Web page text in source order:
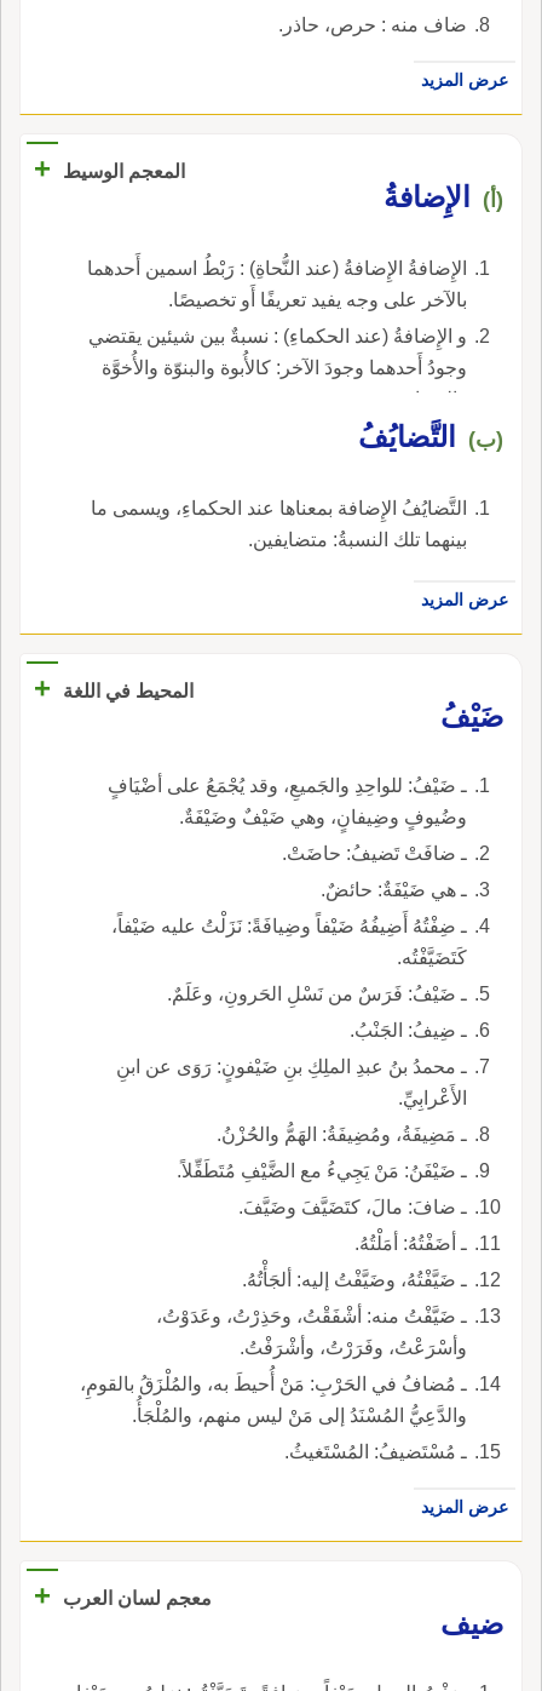
ضاف منه : حرص، حاذر.
عرض المزيد
المعجم الوسيط +
(أ) الإِضافةُ
الإِضافةُ الإِضافةُ (عند النُّحاةِ) : رَبْطُ اسمين أَحدهما
بالآخر على وجه يفيد تعريفًا أَو تخصيصًا.
و الإِضافةُ (عند الحكماءِ) : نسبةٌ بين شيئين يقتضي
وجودُ أَحدهما وجودَ الآخر: كالأُبوة والبنوّة والأُخوَّة
والصداقة.
(ب) التَّضايُفُ
التَّضايُفُ الإِضافة بمعناها عند الحكماءِ، ويسمى ما
بينهما تلك النسبةُ: متضايفين.
عرض المزيد
المحيط في اللغة
+
ضَيْفُ
ـ ضَيْفُ: للواحِدِ والجَميعِ، وقد يُجْمَعُ على أضْيَافٍ
وضُيوفٍ وضِيفانٍ، وهي ضَيْفٌ وضَيْفَةٌ.
ـ ضافَتْ تَضيفُ: حاضَتْ.
ـ هي ضَيْفَةٌ: حائضٌ.
ـ ضِفْتُهُ أَضِيفُهُ ضَيْفاً وضِيافَةً: نَزَلْتُ عليه ضَيْفاً،
كَتَضَيَّفْتُه.
ـ ضَيْفُ: فَرَسٌ من نَسْلِ الحَرونِ، وعَلَمٌ.
ـ ضِيفُ: الجَنْبُ.
ـ محمدُ بنُ عبدِ الملِكِ بنِ ضَيْفونٍ: رَوَى عن ابنِ
الأَعْرابِيِّ.
ـ مَضِيفَةُ، ومُضِيفَةُ: الهَمُّ والحُزْنُ.
ـ ضَيْفَنُ: مَنْ يَجِيءُ مع الضَّيْفِ مُتَطَفِّلاً.
ـ ضافَ: مالَ، كتَضَيَّفَ وضَيَّفَ.
ـ أضَفْتُهُ: أمَلْتُهُ.
ـ ضَيَّفْتُهُ، وضَيَّفْتُ إليه: ألجَأْتُهُ.
ـ ضَيَّفْتُ منه: أشْفَقْتُ، وحَذِرْتُ، وعَدَوْتُ،
وأسْرَعْتُ، وفَرَرْتُ، وأشْرَفْتُ.
ـ مُضافُ في الحَرْبِ: مَنْ أُحيطَ به، والمُلْزَقُ بالقومِ،
والدَّعِيُّ المُسْنَدُ إلى مَنْ ليس منهم، والمُلْجَأُ.
ـ مُسْتَضيفُ: المُسْتَغيثُ.
عرض المزيد
معجم لسان العرب
+
ضيف